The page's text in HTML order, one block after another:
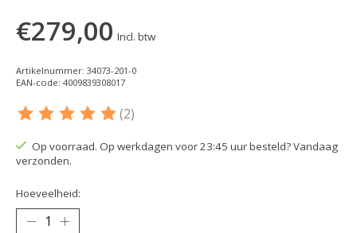
€279,00 Incl. btw
Artikelnummer: 34073-201-0
EAN-code: 4009839308017
De beoordeling van dit product is
(2)
Op voorraad. Op werkdagen voor 23:45 uur besteld? Vandaag
verzonden.
Hoeveelheid: